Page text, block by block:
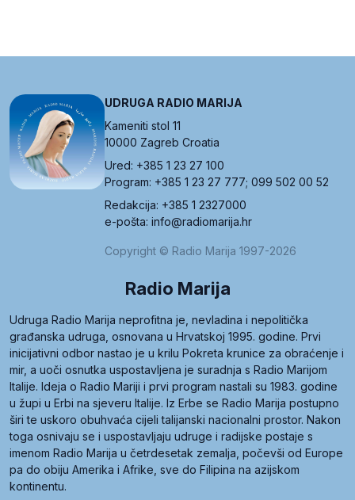
UDRUGA RADIO MARIJA
Kameniti stol 11
10000 Zagreb Croatia
Ured: +385 1 23 27 100
Program: +385 1 23 27 777; 099 502 00 52
Redakcija: +385 1 2327000
e-pošta: info@radiomarija.hr
Copyright © Radio Marija 1997-2026
Radio Marija
Udruga Radio Marija neprofitna je, nevladina i nepolitička
građanska udruga, osnovana u Hrvatskoj 1995. godine. Prvi
inicijativni odbor nastao je u krilu Pokreta krunice za obraćenje i
mir, a uoči osnutka uspostavljena je suradnja s Radio Marijom
Italije. Ideja o Radio Mariji i prvi program nastali su 1983. godine
u župi u Erbi na sjeveru Italije. Iz Erbe se Radio Marija postupno
širi te uskoro obuhvaća cijeli talijanski nacionalni prostor. Nakon
toga osnivaju se i uspostavljaju udruge i radijske postaje s
imenom Radio Marija u četrdesetak zemalja, počevši od Europe
pa do obiju Amerika i Afrike, sve do Filipina na azijskom
kontinentu.